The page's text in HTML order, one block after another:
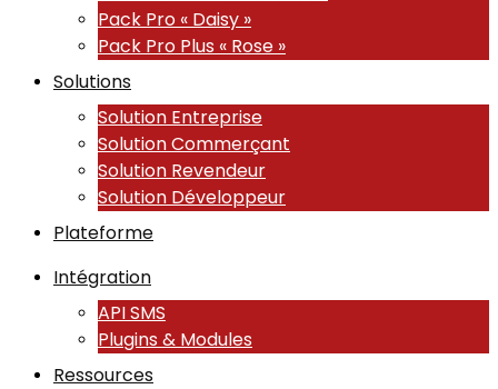
Pack Pro « Daisy »
Pack Pro Plus « Rose »
Solutions
Solution Entreprise
Solution Commerçant
Solution Revendeur
Solution Développeur
Plateforme
Intégration
API SMS
Plugins & Modules
Ressources